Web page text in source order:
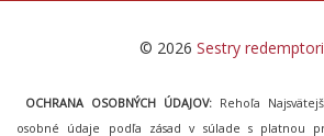
© 2026 Sestry
OCHRANA OSOBNÝCH ÚDAJOV: Rehoľa
osobné údaje podľa zásad v súlade s platnou